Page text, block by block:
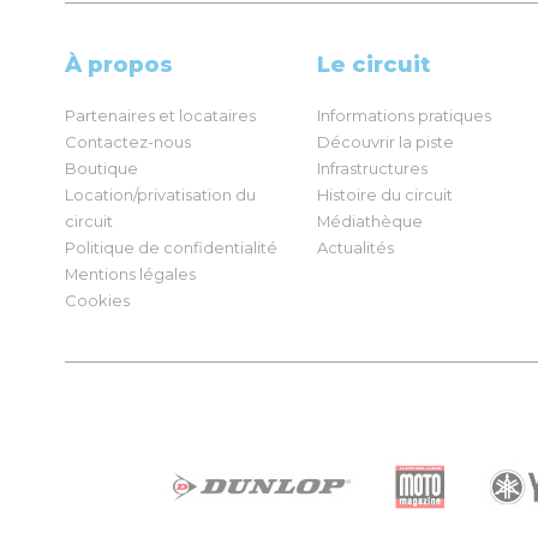
À propos
Partenaires et locataires
Contactez-nous
Boutique
Location/privatisation du
circuit
Politique de confidentialité
Mentions légales
Cookies
Le circuit
Informations pratiques
Découvrir la piste
Infrastructures
Histoire du circuit
Médiathèque
Actualités